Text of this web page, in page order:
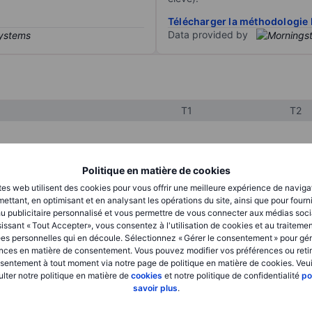
Politique en matière de cookies
web utilisent des cookies pour vous offrir une meilleure expérience de
en optimisant et en analysant les opérations du site, ainsi que pour
publicitaire personnalisé et vous permettre de vous connecter aux médias
« Tout Accepter», vous consentez à l'utilisation de cookies et au
personnelles qui en découle. Sélectionnez « Gérer le consentement » pour
en matière de consentement. Vous pouvez modifier vos préférences ou
à tout moment via notre page de politique en matière de cookies.
notre politique en matière de cookies et notre politique de confidentialité
savoir plus.
Télécharger la méthodologie
Data provided by
T1 T2
XXXXXXX XXXXXXX
XXXXXXX XXXXXXX
XXXXXXX XXXXXXX
XXXXXXX XXXXXXX